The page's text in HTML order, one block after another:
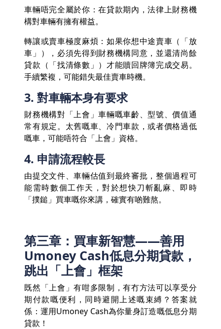
車輛唔完全屬於你：在貸款期內，法律上財務機
構對車輛有擁有權益。
轉讓或賣車極度麻煩：如果你想中途賣車（「放
車」），必須先得到財務機構同意，並還清尚餘
貸款（「找清條數」）才能贖回牌簿完成交易。
手續繁複，可能錯失最佳賣車時機。
3. 對車輛本身有要求
財務機構對「上會」車輛嘅車齡、型號、價值通
常有規定。太舊嘅車、冷門車款，或者價格過低
嘅車，可能唔符合「上會」資格。
4. 申請流程較長
由提交文件、車輛估值到最終審批，整個過程可
能需時數個工作天，對於想快刀斬亂麻、即時
「撲鎚」買車嘅你來講，確實有啲難熬。
第三章：買車新智慧——善用
Umoney Cash低息分期貸款，
跳出「上會」框架
既然「上會」有咁多限制，有冇方法可以享受分
期付款嘅便利，同時避開上述嘅束縛？答案就
係：運用Umoney Cash為你量身訂造嘅低息分期
貸款！